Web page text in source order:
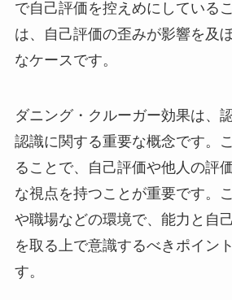
で自己評価を控えめにしている
は、自己評価の歪みが影響を及
なケースです。
ダニング・クルーガー効果は、
認識に関する重要な概念です。
ることで、自己評価や他人の評
な視点を持つことが重要です。
や職場などの環境で、能力と自
を取る上で意識するべきポイン
す。